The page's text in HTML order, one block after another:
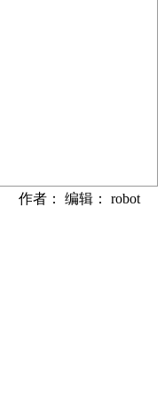
作者： 编辑： robot